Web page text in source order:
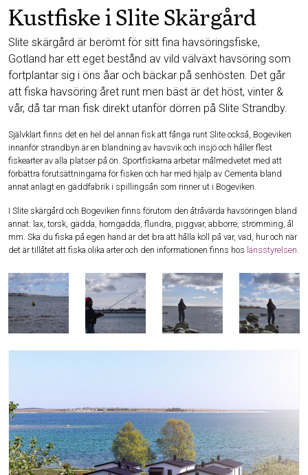
Kustfiske i Slite Skärgård
Slite skärgård är berömt för sitt fina havsöringsfiske,
Gotland har ett eget bestånd av vild välväxt havsöring som
fortplantar sig i öns åar och bäckar på senhösten. Det går
att fiska havsöring året runt men bäst är det höst, vinter &
vår, då tar man fisk direkt utanför dörren på Slite Strandby.
Självklart finns det en hel del annan fisk att fånga runt Slite också, Bogeviken
innanför strandbyn är en blandning av havsvik och insjö och håller flest
fiskearter av alla platser på ön. Sportfiskarna arbetar målmedvetet med att
förbättra förutsättningarna för fisken och har med hjälp av Cementa bland
annat anlagt en gäddfabrik i spillingsån som rinner ut i Bogeviken.
I Slite skärgård och Bogeviken finns förutom den åtråvärda havsöringen bland
annat: lax, torsk, gädda, horngädda, flundra, piggvar, abborre, strömming, ål
mm. Ska du fiska på egen hand är det bra att hålla koll på var, vad, hur och när
det är tillåtet att fiska olika arter och den informationen finns hos länsstyrelsen.